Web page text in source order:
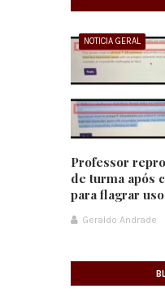
NOTICIA GERAL
Professor
de turma após
para flagrar
Geraldo Andrade